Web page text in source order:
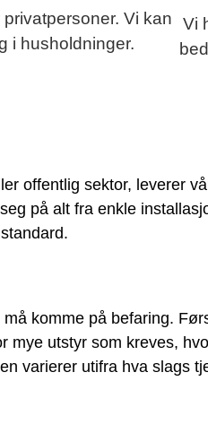
Vi
Vi kan
i husholdninger.
offentlig sektor, leverer
på alt fra enkle
komme på befaring.
utstyr som kreves,
varierer utifra hva slags